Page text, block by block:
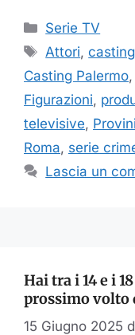
Categorie
Serie TV
Tag
Attori,
Casting Palermo,
Figurazioni,
televisive, Provini
Roma, serie
Lascia un
Hai tra i 14 e i
prossimo volto
15 Giugno 2025